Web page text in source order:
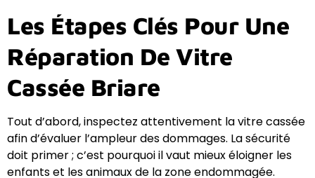
Les Étapes Clés Pour Une
Réparation De Vitre
Cassée Briare
Tout d’abord, inspectez attentivement la vitre cassée
afin d’évaluer l’ampleur des dommages. La sécurité
doit primer ; c’est pourquoi il vaut mieux éloigner les
enfants et les animaux de la zone endommagée.